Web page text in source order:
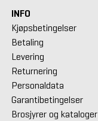
INFO
Kjøpsbetingelser
Betaling
Levering
Returnering
Personaldata
Garantibetingelser
Brosjyrer og kataloger